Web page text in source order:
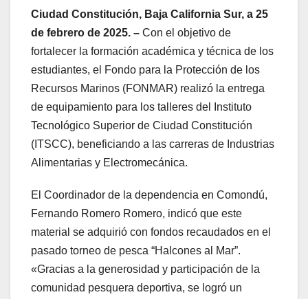
Ciudad Constitución, Baja California Sur, a 25
de febrero de 2025. – Con el objetivo de
fortalecer la formación académica y técnica de los
estudiantes, el Fondo para la Protección de los
Recursos Marinos (FONMAR) realizó la entrega
de equipamiento para los talleres del Instituto
Tecnológico Superior de Ciudad Constitución
(ITSCC), beneficiando a las carreras de Industrias
Alimentarias y Electromecánica.
El Coordinador de la dependencia en Comondú,
Fernando Romero Romero, indicó que este
material se adquirió con fondos recaudados en el
pasado torneo de pesca “Halcones al Mar”.
«Gracias a la generosidad y participación de la
comunidad pesquera deportiva, se logró un